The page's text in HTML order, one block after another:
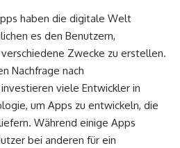
haben die digitale Welt
es den Benutzern,
Zwecke zu erstellen.
Nachfrage nach
viele Entwickler in
um Apps zu entwickeln, die
Während einige Apps
bei anderen für ein